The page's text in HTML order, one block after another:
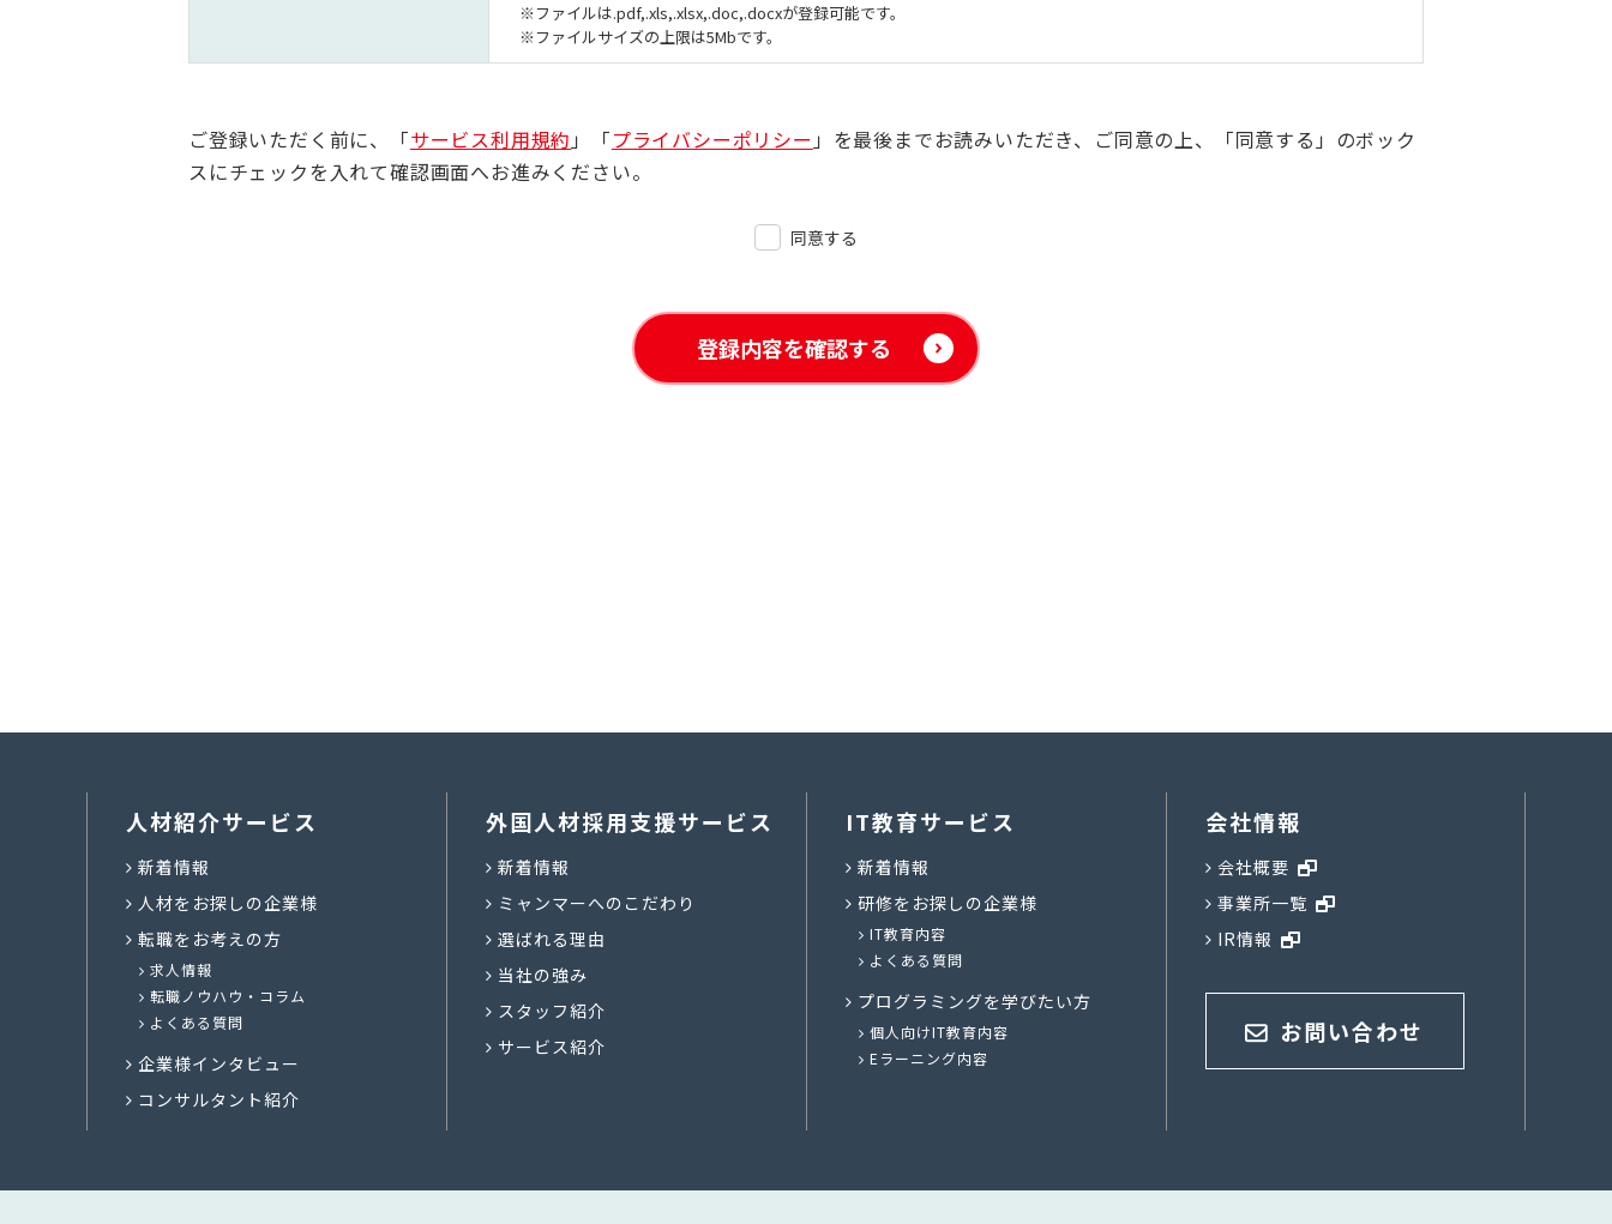
ファイルは.pdf,.xls,.xlsx,.doc,.docxが登録可能です。
ファイルサイズの上限は5Mbです。
ご登録いただく前に、「サービス利用規約 」「プライバシーポリシー 」を最後までお読みいただき、ご同意の上、「同意する」のボック
スにチェックを入れて確認画面へお進みください。
同意する
登録内容を確認する
人材紹介サービス
新着情報
人材をお探しの企業様
転職をお考えの方
求人情報
転職ノウハウ・コラム
よくある質問
企業様インタビュー
コンサルタント紹介
外国人材採用支援サービス
新着情報
ミャンマーへのこだわり
選ばれる理由
当社の強み
スタッフ紹介
サービス紹介
IT教育サービス
新着情報
研修をお探しの企業様
IT教育内容
よくある質問
プログラミングを学びたい方
個人向けIT教育内容
Eラーニング内容
会社情報
会社概要
事業所一覧
IR情報
お問い合わせ